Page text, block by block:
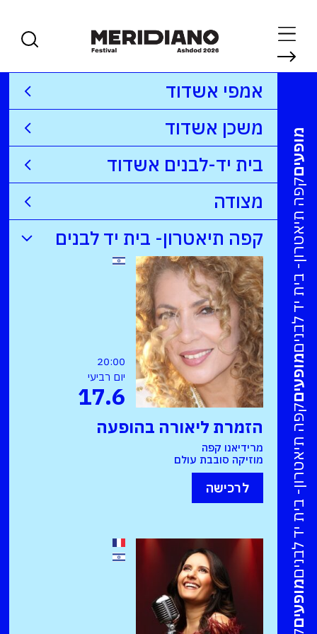
מופעים
קפה תיאטרון- בית יד לבנים
מופעים
קפה תיאטרון- בית יד לבנים
מופעים
אמפי אשדוד
משכן אשדוד
בית יד-לבנים אשדוד
מצודה
קפה תיאטרון- בית יד לבנים
20:00
יום רביעי
17.6
הזמרת ליאורה בהופעה
מרידיאנו קפה
מוזיקה סובבת עולם
לרכישה